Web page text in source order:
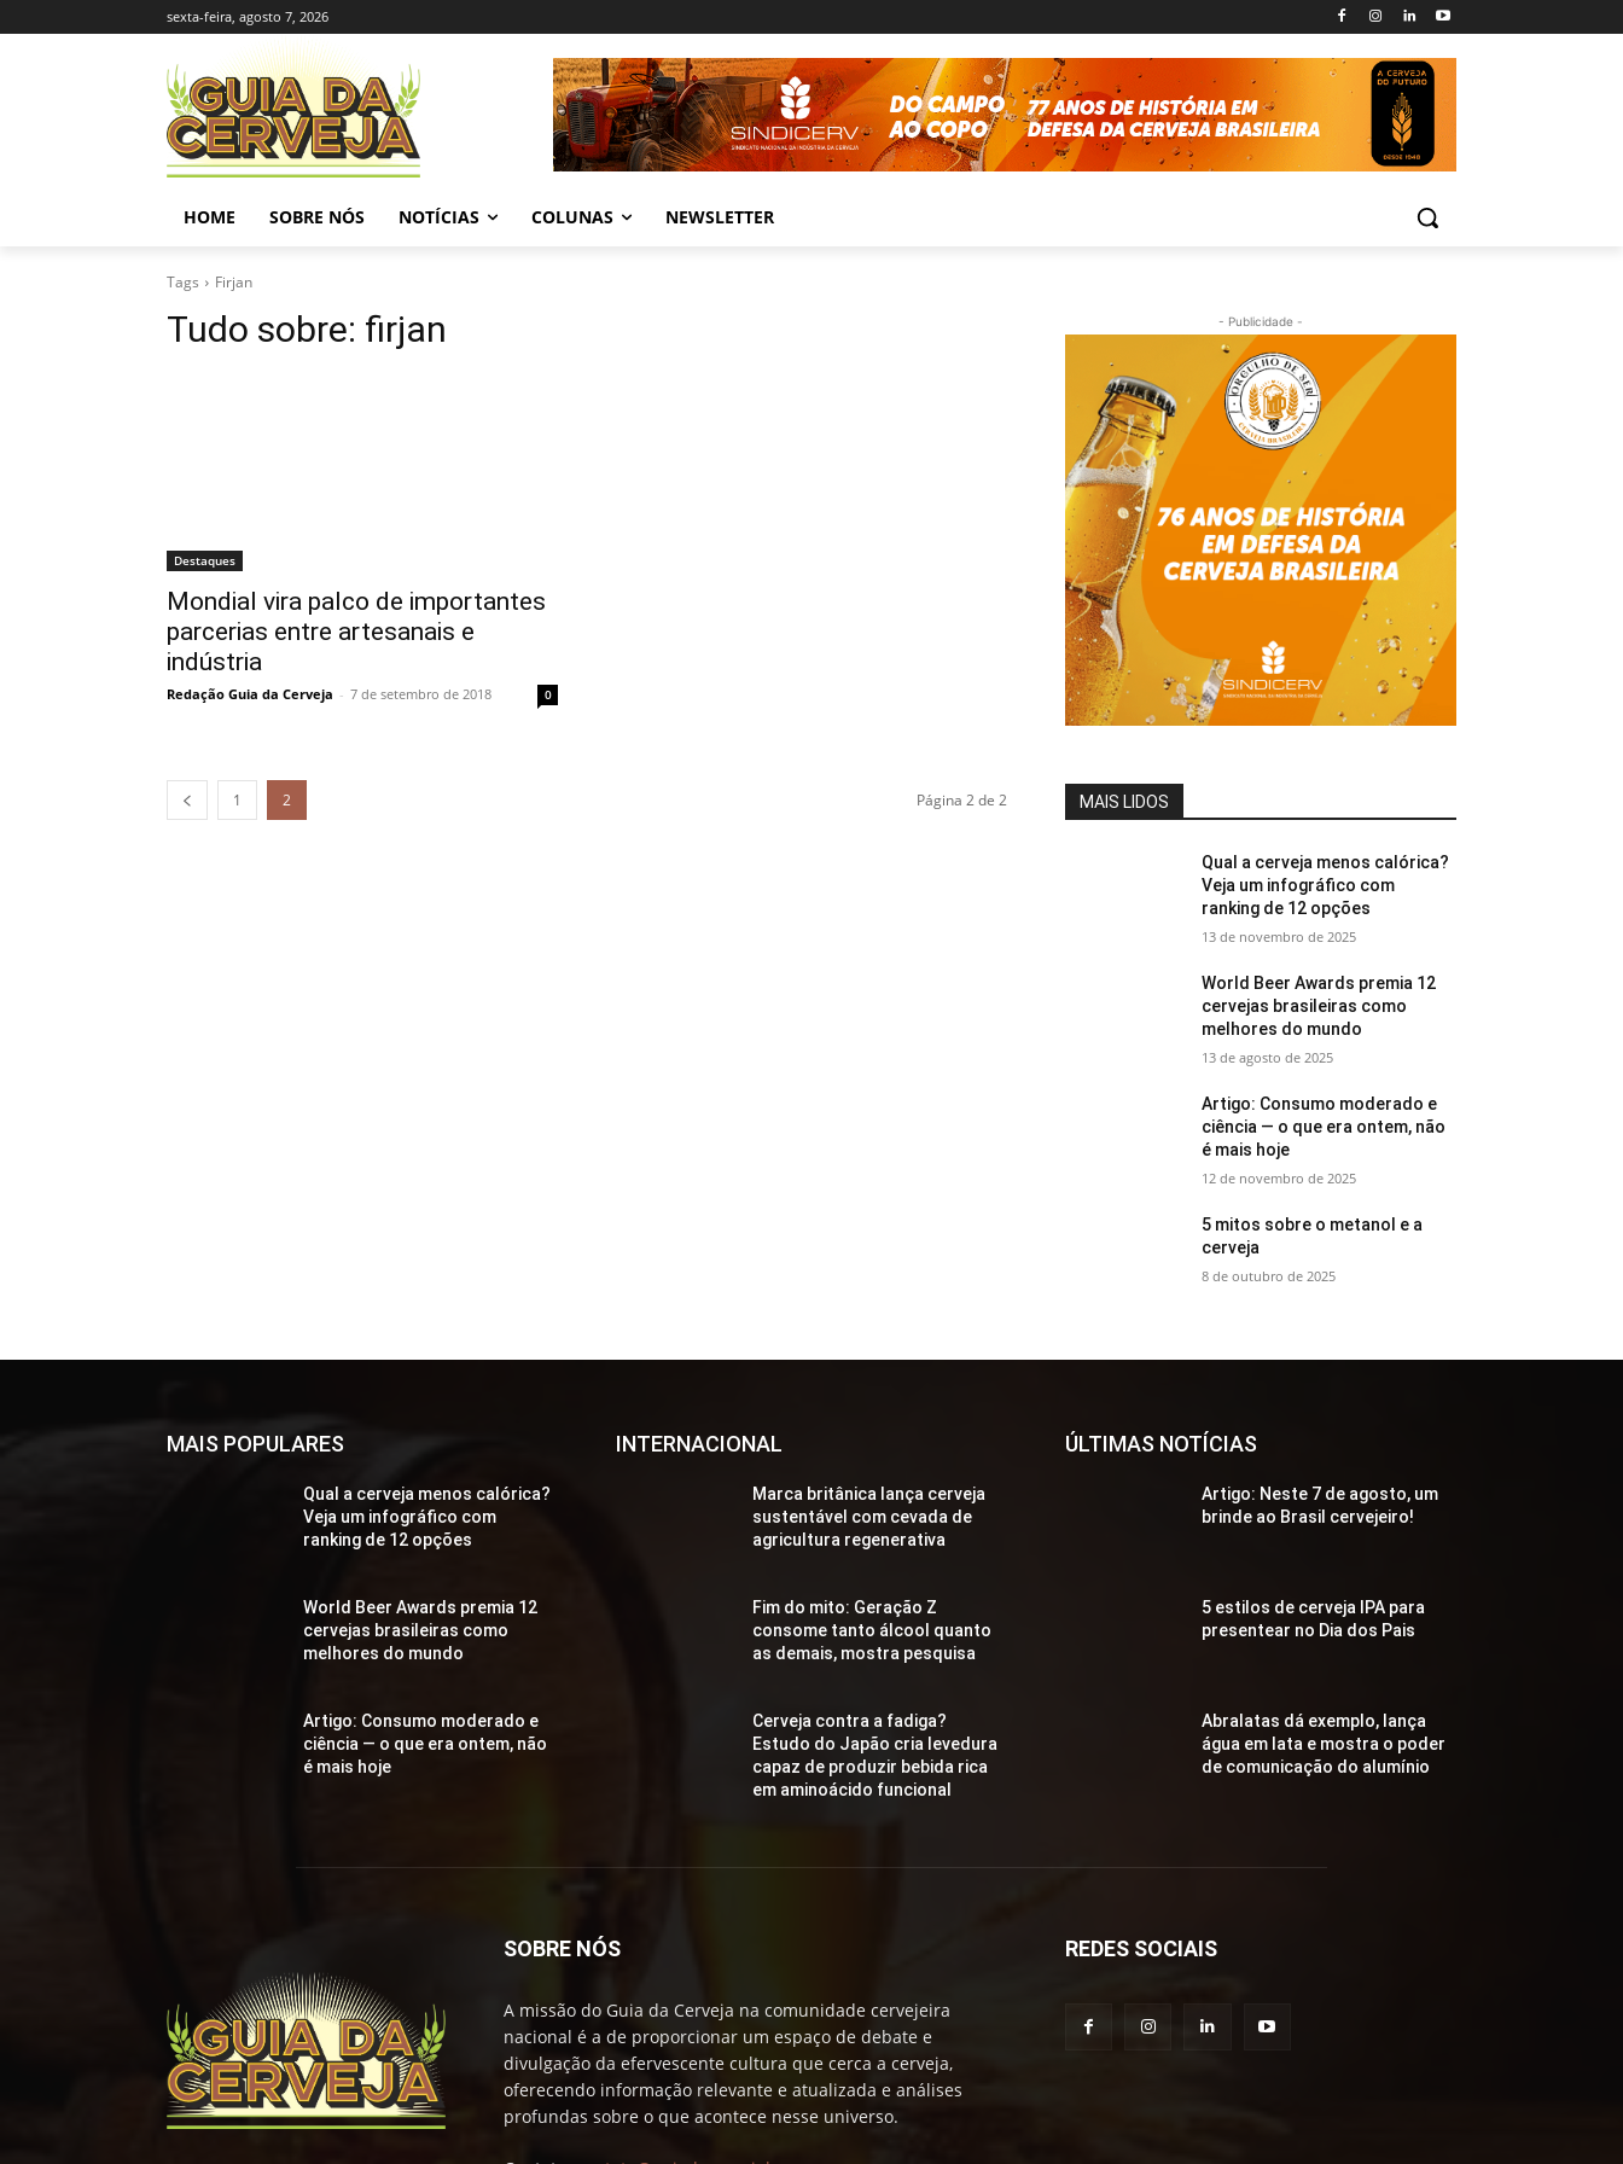
sexta-feira, agosto 7, 2026
HOME SOBRE NÓS NOTÍCIAS COLUNAS NEWSLETTER
Tags Firjan
Tudo sobre: firjan
Destaques
Mondial vira palco de importantes
parcerias entre artesanais e
indústria
Redação Guia da Cerveja - 7 de setembro de 2018 0
1 2 Página 2 de 2
- Publicidade -
MAIS LIDOS
Qual a cerveja menos calórica?
Veja um infográfico com
ranking de 12 opções
13 de novembro de 2025
World Beer Awards premia 12
cervejas brasileiras como
melhores do mundo
13 de agosto de 2025
Artigo: Consumo moderado e
ciência — o que era ontem, não
é mais hoje
12 de novembro de 2025
5 mitos sobre o metanol e a
cerveja
8 de outubro de 2025
MAIS POPULARES
Qual a cerveja menos calórica?
Veja um infográfico com
ranking de 12 opções
World Beer Awards premia 12
cervejas brasileiras como
melhores do mundo
Artigo: Consumo moderado e
ciência — o que era ontem, não
é mais hoje
INTERNACIONAL
Marca britânica lança cerveja
sustentável com cevada de
agricultura regenerativa
Fim do mito: Geração Z
consome tanto álcool quanto
as demais, mostra pesquisa
Cerveja contra a fadiga?
Estudo do Japão cria levedura
capaz de produzir bebida rica
em aminoácido funcional
ÚLTIMAS NOTÍCIAS
Artigo: Neste 7 de agosto, um
brinde ao Brasil cervejeiro!
5 estilos de cerveja IPA para
presentear no Dia dos Pais
Abralatas dá exemplo, lança
água em lata e mostra o poder
de comunicação do alumínio
SOBRE NÓS
A missão do Guia da Cerveja na comunidade cervejeira
nacional é a de proporcionar um espaço de debate e
divulgação da efervescente cultura que cerca a cerveja,
oferecendo informação relevante e atualizada e análises
profundas sobre o que acontece nesse universo.
REDES SOCIAIS